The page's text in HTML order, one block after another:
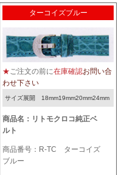
ターコイズブルー
★ご注文の前に在庫確認お問い合
わせ下さい
サイズ展開 18mm19mm20mm24mm
商品名：リトモクロコ純正ベ
ルト
商品番号：R-TC ターコイズ
ブルー